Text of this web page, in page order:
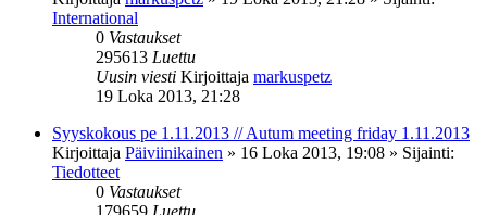
International
0 Vastaukset
295613 Luettu
Uusin viesti Kirjoittaja markuspetz
19 Loka 2013, 21:28
Syyskokous pe 1.11.2013 // Autum meeting friday 1.11.2013
Kirjoittaja Päiviinikainen » 16 Loka 2013, 19:08 » Sijainti:
Tiedotteet
0 Vastaukset
179659 Luettu